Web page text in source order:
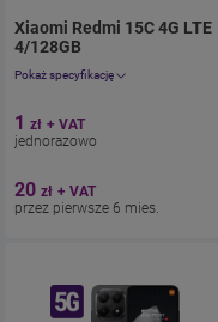
Xiaomi Redmi 15C 4G LTE
4/128GB . Cena
Pokaż specyfikację
Ekran 6.9"
Pamięć 128 GB
1 zł + VAT
jednorazowo
20 zł + VAT
przez pierwsze 6 mies.